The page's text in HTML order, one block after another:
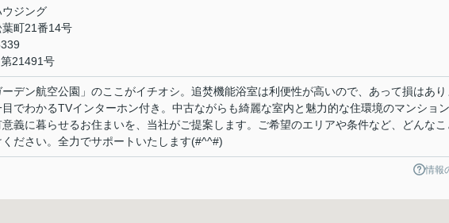
ジング
町21番14号
21491号
ーデン航空公園」のここがイチオシ。追焚機能浴室は利便性が高いので、あって損はあり
でわかるTVインターホン付き。中古ながらも綺麗な室内と魅力的な住環境のマンショ
義に暮らせるお住まいを、当社がご提案します。ご希望のエリアや条件など、どんなこ
ださい。全力でサポートいたします(#^^#)
情報